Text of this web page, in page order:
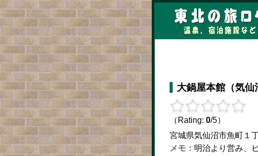
大鍋屋本館（気仙
（Rating: 0/5）
宮城県気仙沼市魚町１
明治より営み、